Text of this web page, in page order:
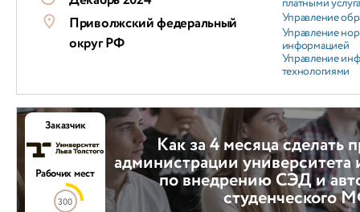
Приволжский федеральный
округ РФ
платными
Управление
Управление
информацией
Управление
технологиями
Как за 4 месяца сделать
администрации университета
по внедрению СЭД и
студенческого
Заказчик
Рабочих мест
300